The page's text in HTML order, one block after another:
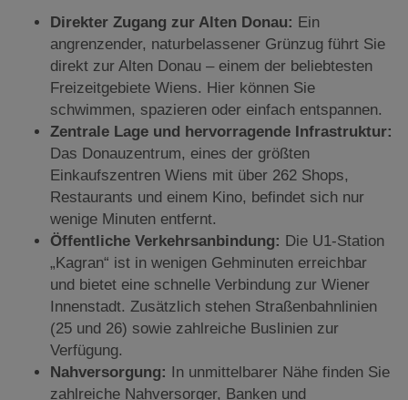
Direkter Zugang zur Alten Donau: Ein
angrenzender, naturbelassener Grünzug führt Sie
direkt zur Alten Donau – einem der beliebtesten
Freizeitgebiete Wiens. Hier können Sie
schwimmen, spazieren oder einfach entspannen.
Zentrale Lage und hervorragende Infrastruktur:
Das Donauzentrum, eines der größten
Einkaufszentren Wiens mit über 262 Shops,
Restaurants und einem Kino, befindet sich nur
wenige Minuten entfernt.
Öffentliche Verkehrsanbindung: Die U1-Station
„Kagran“ ist in wenigen Gehminuten erreichbar
und bietet eine schnelle Verbindung zur Wiener
Innenstadt. Zusätzlich stehen Straßenbahnlinien
(25 und 26) sowie zahlreiche Buslinien zur
Verfügung.
Nahversorgung: In unmittelbarer Nähe finden Sie
zahlreiche Nahversorger, Banken und